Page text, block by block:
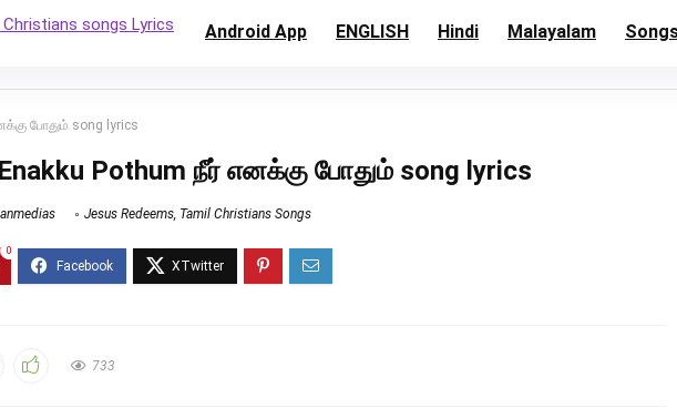
Android App ENGLISH Hindi Malayalam
போதும் song lyrics
Pothum நீர் எனக்கு போதும் song lyrics
Jesus Redeems, Tamil Christians Songs
0
733